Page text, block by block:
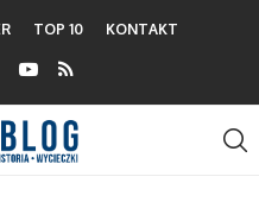
TOP 10 KONTAKT